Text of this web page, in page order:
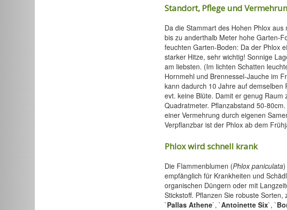
Standort, Pflege und
Da die Stammart des Hohen Phlox
bis zu anderthalb Meter hohe Garten-
feuchten Garten-Boden: Da der Phlox
starker Hitze, sehr wichtig! Sonnige
am liebsten. (Im lichten Schatten
Hornmehl und Brennessel-Jauche im
kann dadurch 10 Jahre auf
evt. keine Blüte. Damit er genug
Quadratmeter. Pflanzabstand 50-
einer Vermehrung durch eigenen
Verpflanzbar ist der Phlox ab dem
Phlox wird schnell krank
Die Flammenblumen (Phlox paniculata)
empfänglich für Krankheiten und
organischen Düngern oder mit
Stickstoff. Pflanzen Sie robuste Sorten,
`Pallas Athene`, `Antoinette Six`, `